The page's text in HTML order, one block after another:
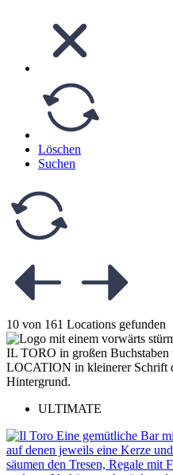
Löschen
Suchen
10 von 161 Locations gefunden
ULTIMATE